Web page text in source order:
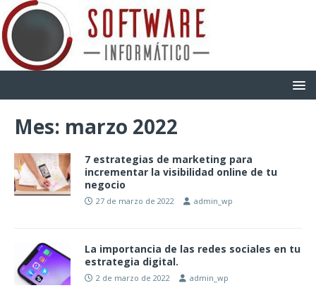
Mes: marzo 2022
7 estrategias de marketing para
incrementar la visibilidad online de tu
negocio
27 de marzo de 2022 admin_wp
La importancia de las redes sociales en tu
estrategia digital.
2 de marzo de 2022 admin_wp